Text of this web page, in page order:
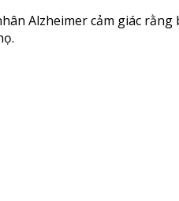
Alzheimer cảm giác